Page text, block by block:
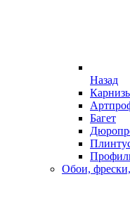
Назад
Багет
Обои,